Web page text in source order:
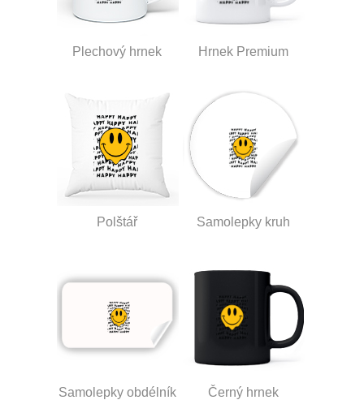
Plechový hrnek Hrnek Premium
Polštář Samolepky kruh
Samolepky obdélník Černý hrnek